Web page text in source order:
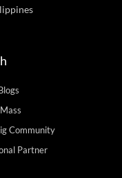
Community
Partner